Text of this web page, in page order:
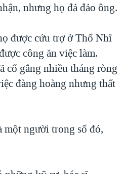
nhưng họ đả đảo ông.
được cứu trợ ở Thổ Nhĩ
công ăn việc làm.
cố gắng nhiều tháng ròng
đàng hoàng nhưng thất
một người trong số đó,